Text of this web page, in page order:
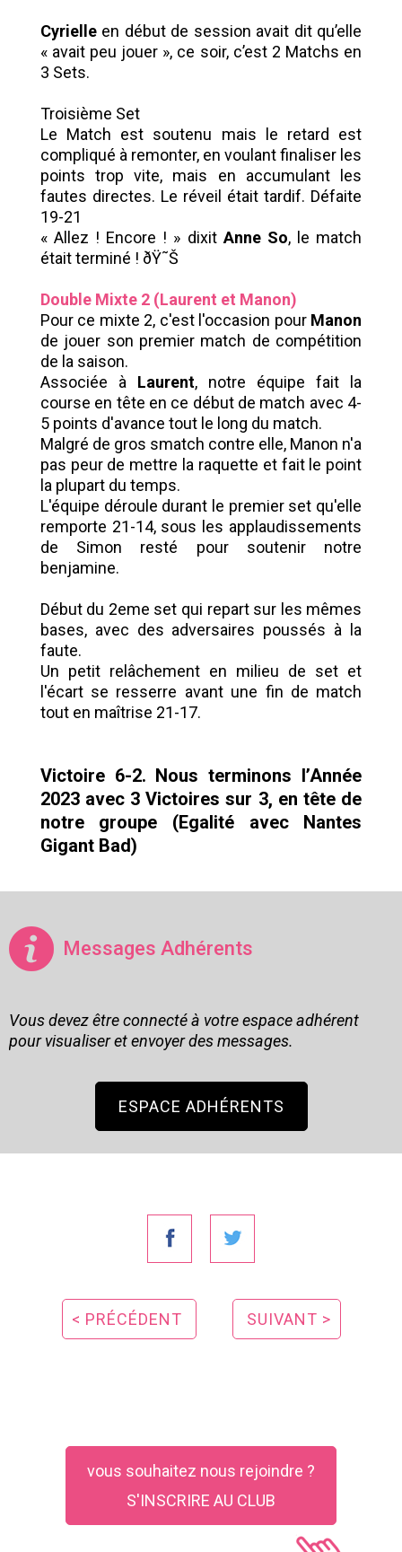
Cyrielle en début de session avait dit qu’elle
« avait peu jouer », ce soir, c’est 2 Matchs en
3 Sets.
Troisième Set
Le Match est soutenu mais le retard est
compliqué à remonter, en voulant finaliser les
points trop vite, mais en accumulant les
fautes directes. Le réveil était tardif. Défaite
19-21
« Allez ! Encore ! » dixit Anne So, le match
était terminé ! ðŸ˜Š
Double Mixte 2 (Laurent et Manon)
Pour ce mixte 2, c'est l'occasion pour Manon
de jouer son premier match de compétition
de la saison.
Associée à Laurent, notre équipe fait la
course en tête en ce début de match avec 4-
5 points d'avance tout le long du match.
Malgré de gros smatch contre elle, Manon n'a
pas peur de mettre la raquette et fait le point
la plupart du temps.
L'équipe déroule durant le premier set qu'elle
remporte 21-14, sous les applaudissements
de Simon resté pour soutenir notre
benjamine.
Début du 2eme set qui repart sur les mêmes
bases, avec des adversaires poussés à la
faute.
Un petit relâchement en milieu de set et
l'écart se resserre avant une fin de match
tout en maîtrise 21-17.
Victoire 6-2. Nous terminons l’Année
2023 avec 3 Victoires sur 3, en tête de
notre groupe (Egalité avec Nantes
Gigant Bad)
Messages Adhérents
Vous devez être connecté à votre espace adhérent
pour visualiser et envoyer des messages.
ESPACE ADHÉRENTS
< PRÉCÉDENT SUIVANT >
vous souhaitez nous rejoindre ?
S'INSCRIRE AU CLUB